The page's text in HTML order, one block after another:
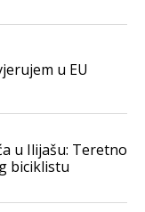
u EU
u Ilijašu: Teretno
biciklistu